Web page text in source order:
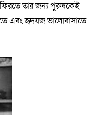
ফিরতে তার জন্য পুরুষকেই
এবং হৃদয়জ ভালোবাসাতে